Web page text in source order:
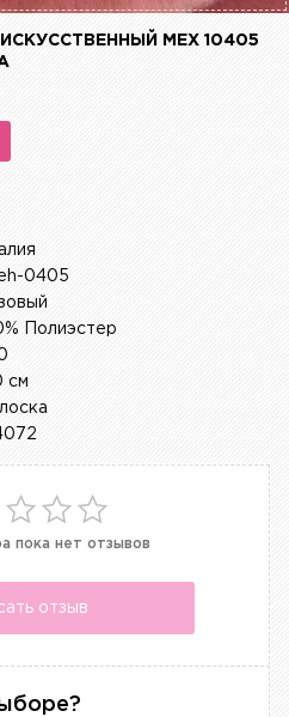
МЕХ 10405
0405
Полиэстер
см
пока нет отзывов
отзыв